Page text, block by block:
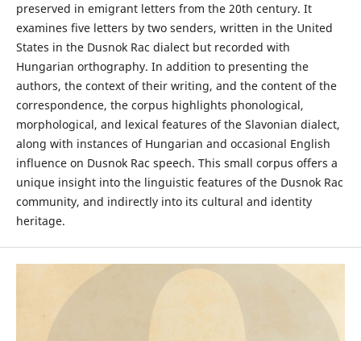
preserved in emigrant letters from the 20th century. It
examines five letters by two senders, written in the United
States in the Dusnok Rac dialect but recorded with
Hungarian orthography. In addition to presenting the
authors, the context of their writing, and the content of the
correspondence, the corpus highlights phonological,
morphological, and lexical features of the Slavonian dialect,
along with instances of Hungarian and occasional English
influence on Dusnok Rac speech. This small corpus offers a
unique insight into the linguistic features of the Dusnok Rac
community, and indirectly into its cultural and identity
heritage.